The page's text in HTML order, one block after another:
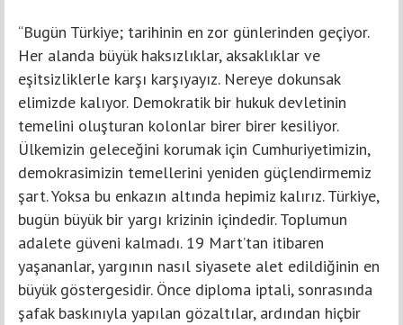
“Bugün Türkiye; tarihinin en zor günlerinden geçiyor.
Her alanda büyük haksızlıklar, aksaklıklar ve
eşitsizliklerle karşı karşıyayız. Nereye dokunsak
elimizde kalıyor. Demokratik bir hukuk devletinin
temelini oluşturan kolonlar birer birer kesiliyor.
Ülkemizin geleceğini korumak için Cumhuriyetimizin,
demokrasimizin temellerini yeniden güçlendirmemiz
şart. Yoksa bu enkazın altında hepimiz kalırız. Türkiye,
bugün büyük bir yargı krizinin içindedir. Toplumun
adalete güveni kalmadı. 19 Mart’tan itibaren
yaşananlar, yargının nasıl siyasete alet edildiğinin en
büyük göstergesidir. Önce diploma iptali, sonrasında
şafak baskınıyla yapılan gözaltılar, ardından hiçbir